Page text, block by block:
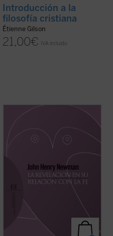
Introducción a la
filosofía cristiana
Étienne Gilson
21,00€ IVA incluido
español, J.H. Newman quiere responder a
la acusación de escepticismo que le
expone su ...